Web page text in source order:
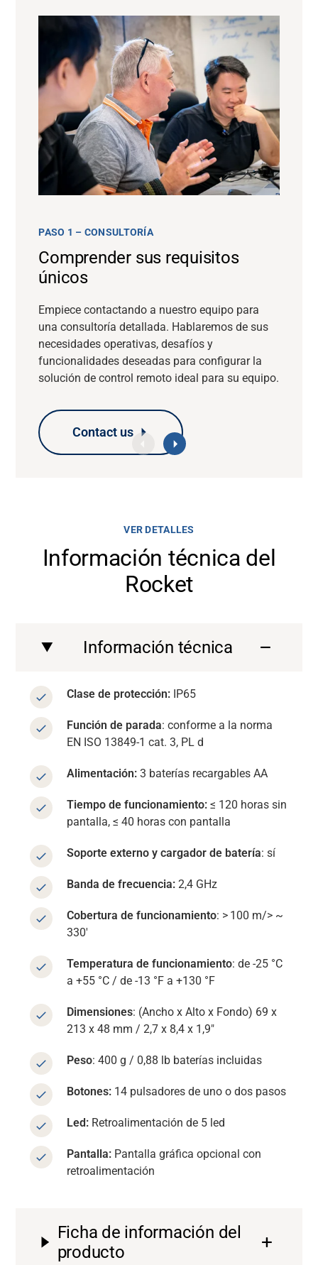
PASO 1 – CONSULTORÍA
Comprender sus requisitos
únicos
Empiece contactando a nuestro equipo para
una consultoría detallada. Hablaremos de sus
necesidades operativas, desafíos y
funcionalidades deseadas para configurar la
solución de control remoto ideal para su equipo.
Contact us
VER DETALLES
Información técnica del
Rocket
Información técnica
Clase de protección: IP65
Función de parada: conforme a la norma
EN ISO 13849-1 cat. 3, PL d
Alimentación:3 baterías recargables AA
Tiempo de funcionamiento: ≤ 120 horas sin
pantalla, ≤ 40 horas con pantalla
Soporte externo y cargador de batería: sí
Banda de frecuencia:2,4 GHz
Cobertura de funcionamiento: > 100 m/> ~
330'
Temperatura de funcionamiento: de -25 °C
a +55 °C / de -13 °F a +130 °F
Dimensiones: (Ancho x Alto x Fondo) 69 x
213 x 48 mm / 2,7 x 8,4 x 1,9″
Peso: 400 g / 0,88 lb baterías incluidas
Botones: 14 pulsadores de uno o dos pasos
Led: Retroalimentación de 5 led
Pantalla: Pantalla gráfica opcional con
retroalimentación
Ficha de información del
producto